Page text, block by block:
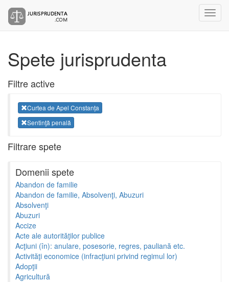
Spete jurisprudenta
Filtre active
Curtea de Apel Constanța
Sentinţă penală
Filtrare spete
Domenii spete
Abandon de familie
Abandon de familie, Absolvenţi, Abuzuri
Absolvenţi
Abuzuri
Accize
Acte ale autorităţilor publice
Acţiuni (în): anulare, posesorie, regres, pauliană etc.
Activităţi economice (infracţiuni privind regimul lor)
Adopţii
Agricultură